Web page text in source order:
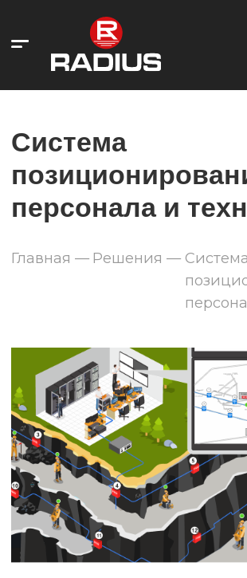
персонала и техники
Главная—Решения — Система
позиционирования
персонала и техники
Система «РадиуСкан»
Система «РадиуСкан» является
Система определение
местонахождения персонала в
шахте, автоматический
табельный учет, контроль
доступа